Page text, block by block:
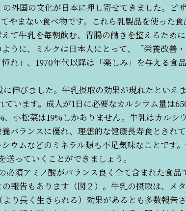
外国の文化が日本に押し寄せてきました。ピ
やまない食べ物です。これら乳製品を使った
て牛乳を毎朝飲む、胃腸の働きを整えるため
うに、ミルクは日本人にとって、「栄養改善
」、1970年代以降は「楽しみ」を与える食品
伸びました。牛乳摂取の効果が現れたといえま
います。成人が1日に必要なカルシウム量は
小松菜は19%しかありません。牛乳はカルシ
バランスに優れ、理想的な健康長寿食とされて
ウムなどのミネラル類も不足気味なことです
っていくことができましょう。
須アミノ酸がバランス良く全て含まれた食品
報告もあります（図２）。牛乳の摂取は、メ
り長く生きられる）効果があるとも多数報告